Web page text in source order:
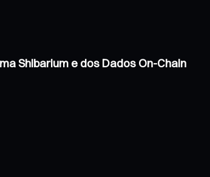
Shibarium e dos Dados On-Chain